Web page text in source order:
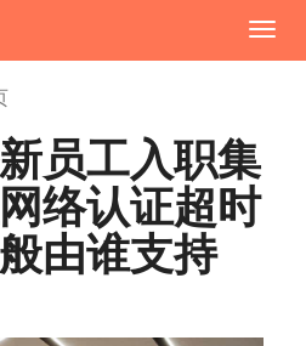
切
换
员工入职集
络认证超时
由谁支持